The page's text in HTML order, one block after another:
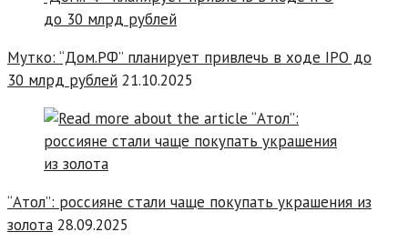
Мутко: “Дом.РФ” планирует привлечь в ходе IPO до
30 млрд рублей 21.10.2025
“Атол”: россияне стали чаще покупать украшения из
золота 28.09.2025